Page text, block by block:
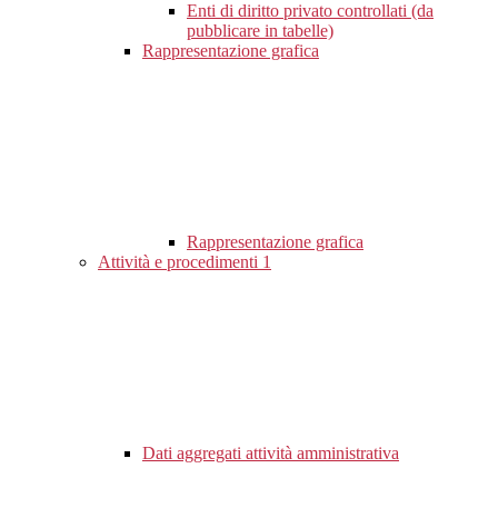
Enti di diritto privato controllati (da
pubblicare in tabelle)
Rappresentazione grafica
Rappresentazione grafica
Attività e procedimenti 1
Dati aggregati attività amministrativa